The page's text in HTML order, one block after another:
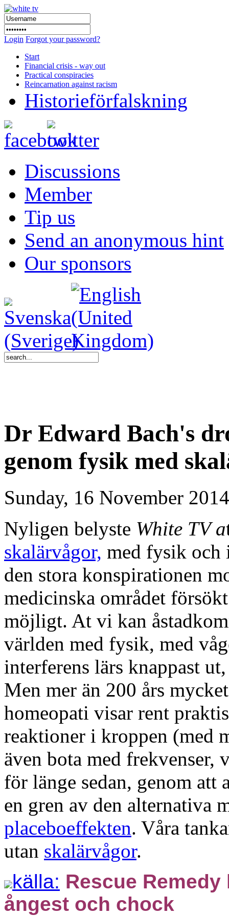
Login Forgot your password?
Start
Financial crisis - way out
Practical conspiracies
Reincarnation against racism
Historieförfalskning
Discussions
Member
Tip us
Send an anonymous hint
Our sponsors
Dr Edward Bach's
genom fysik med
Sunday, 16 November
Nyligen belyste White TV a
skalärvågor, med fysik och
den stora konspirationen
medicinska området
möjligt. At vi kan
världen med fysik, med
interferens lärs knappast
Men mer än 200 års
homeopati visar rent
reaktioner i kroppen (med
även bota med frekvenser,
för länge sedan, genom att
en gren av den alternativa
placeboeffekten. Våra
utan skalärvågor.
källa: Rescue
ångest och chock